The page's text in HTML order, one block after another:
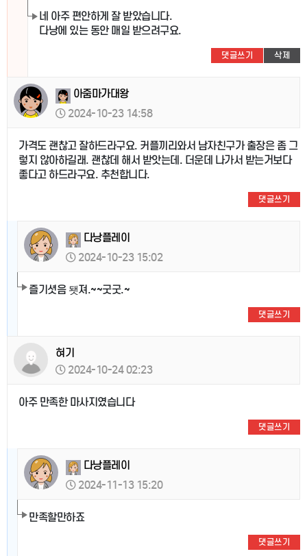
네 아주 편안하게 잘 받았습니다.
다낭에 있는 동안 매일 받으려구요.
댓글쓰기 삭제
아줌마가대왕
2024-10-23 14:58
가격도 괜찮고 잘하드라구요. 커플끼리와서 남자친구가 출장은 좀 그
렇지 않아하길래. 괜찮데 해서 받앗는데. 더운데 나가서 받는거보다
좋다고 하드라구요. 추천합니다.
댓글쓰기
다낭플레이
2024-10-23 15:02
즐기셧음 됏져.~~굿굿.~
댓글쓰기
혀기
2024-10-24 02:23
아주 만족한 마사지였습니다
댓글쓰기
다낭플레이
2024-11-13 15:20
만족할만하죠
댓글쓰기